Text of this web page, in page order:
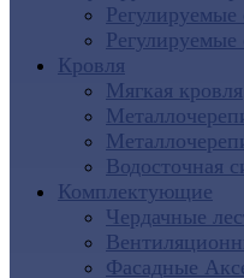
Кровля
Мягкая кровля
Водосточная
Комплектующие
Чердачные
Фасадные